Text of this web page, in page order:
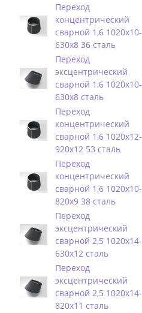
Переход
концентрический
сварной 1,6 1020х10-
630х8 36 сталь
Переход
эксцентрический
сварной 1,6 1020х10-
630х8 сталь
Переход
концентрический
сварной 1,6 1020х12-
920х12 53 сталь
Переход
концентрический
сварной 1,6 1020х10-
820х9 38 сталь
Переход
эксцентрический
сварной 2,5 1020х14-
630х12 сталь
Переход
эксцентрический
сварной 2,5 1020х14-
820х11 сталь